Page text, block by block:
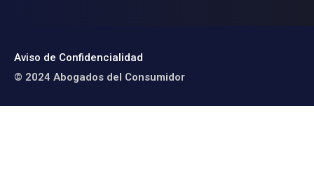
Aviso de Confidencialidad
© 2024 Abogados del Consumidor